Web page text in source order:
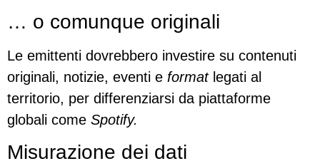
… o comunque originali
Le emittenti dovrebbero investire su contenuti
originali, notizie, eventi e formatlegati al
territorio, per differenziarsi da piattaforme
globali come Spotify.
Misurazione dei dati